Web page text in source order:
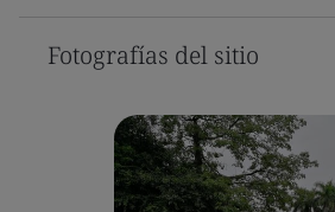
Fotografías del sitio